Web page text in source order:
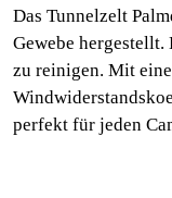
Das Tunnelzelt
Gewebe
zu reinigen. Mit
perfekt für jeden